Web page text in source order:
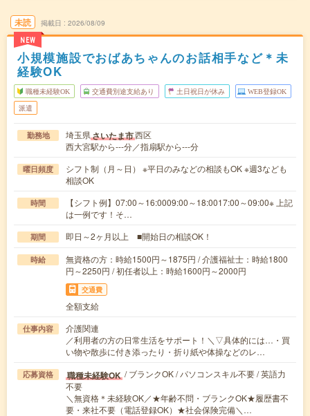
未読
NEW
掲載日 2026/08/09
小規模施設でおばあちゃんのお話相手など＊未
経験OK
職種未経験OK 交通費別途支給あり 土日祝日が休み WEB登録OK
派遣
勤務地 埼玉県さいたま市西区
西大宮駅から---分／指扇駅から---分
曜日頻度
シフト制（月～日） ※平日のみなどの相談もOK ※週3なども
相談OK
時間
【シフト例】07:00～16:0009:00～18:0017:00～09:00※ 上記
は一例です！そ…
期間 即日～2ヶ月以上 ■開始日の相談OK！
時給
無資格の方：時給1500円～1875円 / 介護福祉士：時給1800
円～2250円 / 初任者以上：時給1600円～2000円
交通費
全額支給
仕事内容
介護関連
／利用者の方の日常生活をサポート！＼▽具体的には…・買
い物や散歩に付き添ったり・折り紙や体操などのレ…
応募資格 職種未経験OK / ブランクOK / パソコンスキル不要 / 英語力
不要
＼無資格＊未経験OK／★年齢不問・ブランクOK★履歴書不
要・来社不要（電話登録OK）★社会保険完備＼…